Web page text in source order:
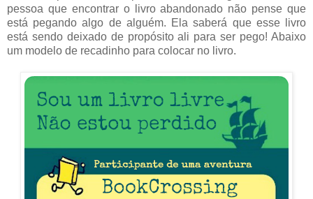
pessoa que encontrar o livro abandonado não pense que
está pegando algo de alguém. Ela saberá que esse livro
está sendo deixado de propósito ali para ser pego! Abaixo
um modelo de recadinho para colocar no livro.